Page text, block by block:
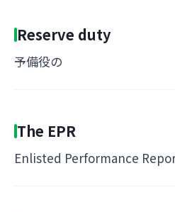
Reserve duty
予備役の
The EPR
Enlisted Performance